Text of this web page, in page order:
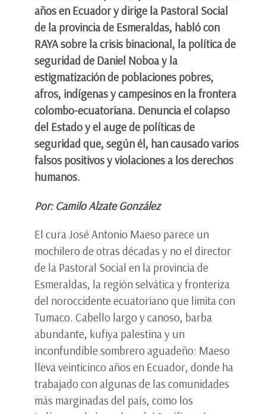
años en Ecuador y dirige la Pastoral Social
de la provincia de Esmeraldas, habló con
RAYA sobre la crisis binacional, la política de
seguridad de Daniel Noboa y la
estigmatización de poblaciones pobres,
afros, indígenas y campesinos en la frontera
colombo-ecuatoriana. Denuncia el colapso
del Estado y el auge de políticas de
seguridad que, según él, han causado varios
falsos positivos y violaciones a los derechos
humanos.
Por: Camilo Alzate González
El cura José Antonio Maeso parece un
mochilero de otras décadas y no el director
de la Pastoral Social en la provincia de
Esmeraldas, la región selvática y fronteriza
del noroccidente ecuatoriano que limita con
Tumaco. Cabello largo y canoso, barba
abundante, kufiya palestina y un
inconfundible sombrero aguadeño: Maeso
lleva veinticinco años en Ecuador, donde ha
trabajado con algunas de las comunidades
más marginadas del país, como los